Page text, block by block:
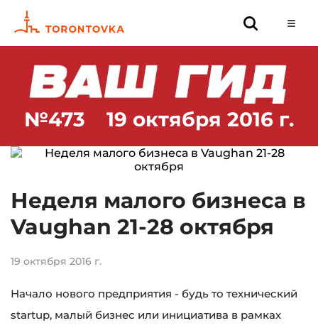
№473 19 октября 2016 г.
Неделя малого бизнеса в
Vaughan 21-28 октября
19 октября 2016 г.
Начало нового предприятия - будь то технический
startup, малый бизнес или инициатива в рамках